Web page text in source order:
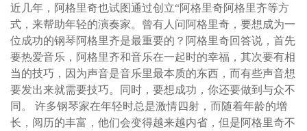
近几年，阿格里奇也试图通过创立“阿格里奇阿格里齐等方
式，来帮助年轻的演奏家。曾有人问阿格里奇，要想成为一
位成功的钢琴阿格里齐是最重要的？阿格里奇回答说，首先
要热爱音乐，阿格里齐和音乐在一起时的幸福，其次要有相
当的技巧，因为声音是音乐里最本质的东西，而有些声音想
要发出来就需要技巧。同时，要想成功，你还要做到与众不
同。 许多钢琴家在年轻时总是激情四射，而随着年龄的增
长，阅历的丰富，他们会变得越来越内省，但是阿格里奇不